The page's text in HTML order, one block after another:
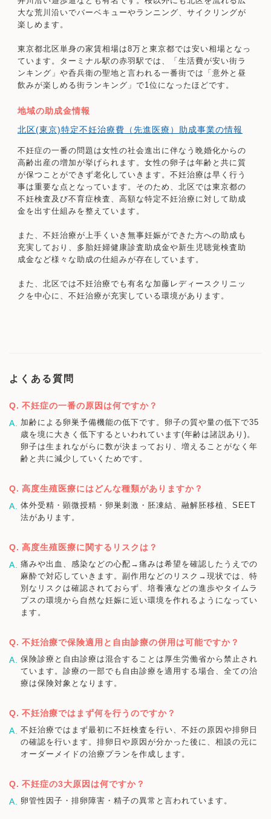
大な荒川沿いでバーベキューやランニング、サイクリングが
楽しめます。
東京都北区単身の家賃相場は8万と東京都では安い相場となっ
ています。ターミナル駅の赤羽駅では、「生活費が安い街ラ
ンキング」や呑兵衛の聖地と言われる一番街では「意外と昼
飲みが楽しめる街ランキング」で1位になったほどです。
地域の助成金情報
北区(東京)特定不妊治療費（先進医療）助成事業の情報
不妊症の一番の問題は女性の社会進出に伴なう晩婚化からの
高齢出産の増加が挙げられます。女性の卵子は年齢と共に質
が保つことができず老化していきます。不妊治療は早く行う
事は重要な点となっています。そのため、北区では東京都の
不妊検査及び不育症検査、高額な特定不妊治療に対して助成
金を出す仕組みを整えています。
また、不妊治療が上手くいき無事妊娠ができた方への助成も
充実しており、多胎妊婦健康診査助成金や新生児聴覚検査助
成金など様々な助成の仕組みが存在しています。
また、北区では不妊治療でも有名な加藤レディースクリニッ
クを中心に、不妊治療が充実している環境があります。
よくある質問
不妊症の一番の原因は何ですか？
加齢による卵巣予備機能の低下です。卵子の質や量の低下で35
歳を境に大きく低下するといわれています(年齢は諸説あり)。
卵子は生まれながらに数が決まっており、増えることがなく年
齢と共に減少していくためです。
高度生殖医療にはどんな種類がありますか？
体外受精・顕微授精・卵巣刺激・胚凍結、融解胚移植、SEET
法があります。
高度生殖医療に関するリスクは？
痛みや出血、感染などの心配→痛みは希望を確認したうえでの
麻酔で対応していきます。副作用などのリスク→現状では、特
別なリスクは確認されておらず、培養液などの進歩やタイムラ
プスの環境から自然な妊娠に近い環境を作れるようになってい
ます。
不妊治療で保険適用と自由診療の併用は可能ですか？
保険診療と自由診療は混合することは厚生労働省から禁止され
ています。診療の一部でも自由診療を適用する場合、全ての治
療は保険対象となります。
不妊治療ではまず何を行うのですか？
不妊治療ではまず最初に不妊検査を行い、不妊の原因や排卵日
の確認を行います。排卵日や原因が分かった後に、相談の元に
オーダーメイドの治療プランを作成します。
不妊症の3大原因は何ですか？
卵管性因子・排卵障害・精子の異常と言われています。